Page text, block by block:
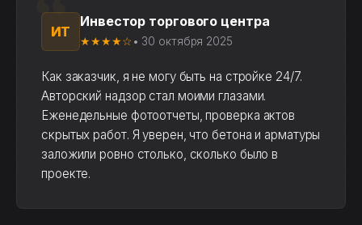
ИТ
Инвестор торгового центра
★★★★☆ • 30 октября 2025
Как заказчик, я не могу быть на стройке 24/7.
Авторский надзор стал моими глазами.
Еженедельные фотоотчеты, проверка актов
скрытых работ. Я уверен, что бетона и арматуры
заложили ровно столько, сколько было в
проекте.